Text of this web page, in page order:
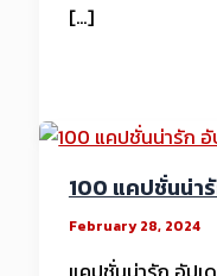
[…]
100 แคปชั่นน่า
February 28, 2024